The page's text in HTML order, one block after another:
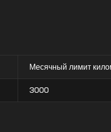
Месячный лимит
3000